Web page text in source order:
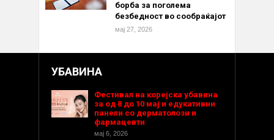
борба за поголема
безбедност во сообраќајот
мај 27, 2026
УБАВИНА
Фестивал на корејска убавина
за од 8 до 10 мај и едукативни
панели со дерматолози и
фармацевти
мај 6, 2026